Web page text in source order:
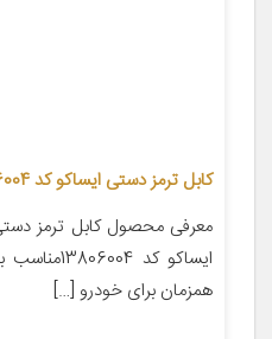
کابل ترمز دستی ایساکو کد 13806004مناسب برای پژو 405
معرفی محصول کابل ترمز
همزمان برای خودرو […]